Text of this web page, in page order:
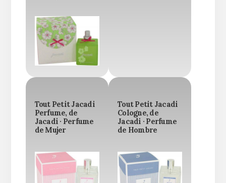
Tout Petit Jacadi
Perfume, de
Jacadi · Perfume
de Mujer
Tout Petit Jacadi
Cologne, de
Jacadi · Perfume
de Hombre